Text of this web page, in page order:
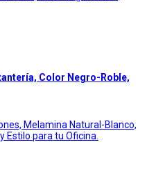
Color Negro-Roble,